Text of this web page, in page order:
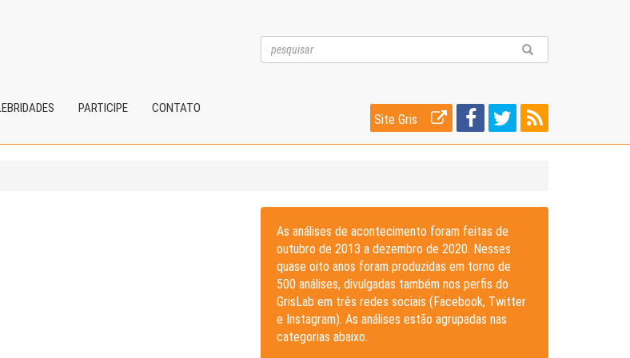
PARTICIPE CONTATO
Site Gris
As análises de acontecimento foram feitas de
outubro de 2013 a dezembro de 2020. Nesses
quase oito anos foram produzidas em torno de
500 análises, divulgadas também nos perfis do
GrisLab em três redes sociais (Facebook, Twitter
e Instagram). As análises estão agrupadas nas
categorias abaixo.